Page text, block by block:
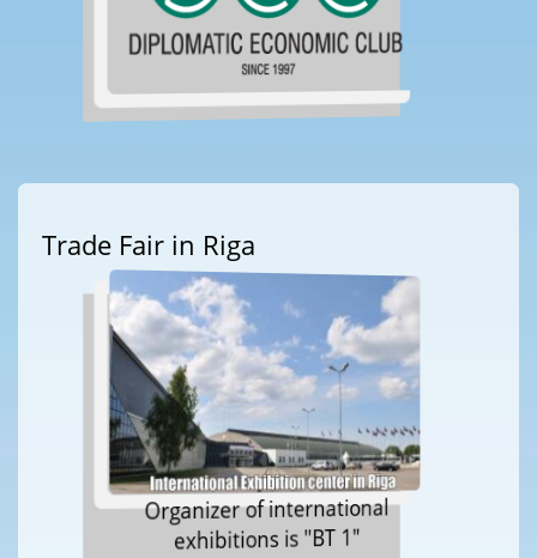
Trade Fair in Riga
Organizer of international
exhibitions is "BT 1"